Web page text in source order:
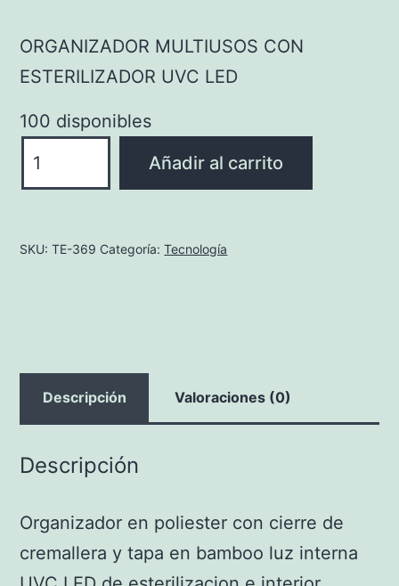
ORGANIZADOR MULTIUSOS CON
ESTERILIZADOR UVC LED
100 disponibles
MULTIUSOS
UVC
Añadir al carrito
SKU:TE-369 Categoría:Tecnología
Descripción Valoraciones (0)
Descripción
Organizador en poliester con cierre de
cremallera y tapa en bamboo luz interna